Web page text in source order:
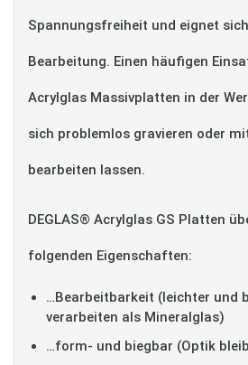
Spannungsfreiheit und eignet
Bearbeitung. Einen häufigen
Acrylglas Massivplatten in der
sich problemlos gravieren oder
bearbeiten lassen.
DEGLAS® Acrylglas GS Platten
folgenden Eigenschaften:
…Bearbeitbarkeit (leichter und
verarbeiten als Mineralglas)
…form- und biegbar (Optik